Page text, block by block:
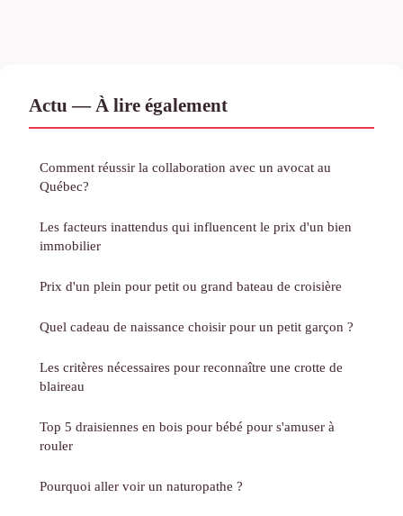
Actu — À lire également
Comment réussir la collaboration avec un avocat au
Québec?
Les facteurs inattendus qui influencent le prix d'un bien
immobilier
Prix d'un plein pour petit ou grand bateau de croisière
Quel cadeau de naissance choisir pour un petit garçon ?
Les critères nécessaires pour reconnaître une crotte de
blaireau
Top 5 draisiennes en bois pour bébé pour s'amuser à
rouler
Pourquoi aller voir un naturopathe ?